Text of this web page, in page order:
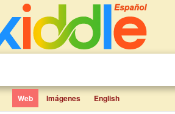
Web Imágenes English